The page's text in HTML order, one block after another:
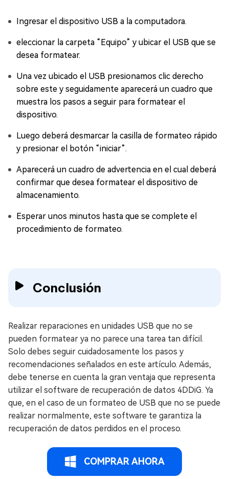
Ingresar el dispositivo USB a la computadora.
eleccionar la carpeta “Equipo” y ubicar el USB que se
desea formatear.
Una vez ubicado el USB presionamos clic derecho
sobre este y seguidamente aparecerá un cuadro que
muestra los pasos a seguir para formatear el
dispositivo.
Luego deberá desmarcar la casilla de formateo rápido
y presionar el botón “iniciar”.
Aparecerá un cuadro de advertencia en el cual deberá
confirmar que desea formatear el dispositivo de
almacenamiento.
Esperar unos minutos hasta que se complete el
procedimiento de formateo.
Conclusión
Realizar reparaciones en unidades USB que no se
pueden formatear ya no parece una tarea tan difícil.
Solo debes seguir cuidadosamente los pasos y
recomendaciones señalados en este artículo. Además,
debe tenerse en cuenta la gran ventaja que representa
utilizar el software de recuperación de datos 4DDiG. Ya
que, en el caso de un formateo de USB que no se puede
realizar normalmente, este software te garantiza la
recuperación de datos perdidos en el proceso.
COMPRAR AHORA